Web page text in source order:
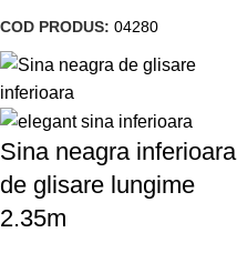
COD PRODUS: 04280
Sina neagra inferioara
de glisare lungime
2.35m